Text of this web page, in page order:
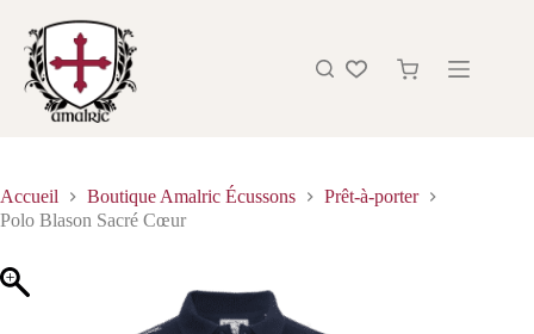
Accueil Boutique Amalric Écussons
Prêt-à-porter
Polo Blason Sacré Cœur